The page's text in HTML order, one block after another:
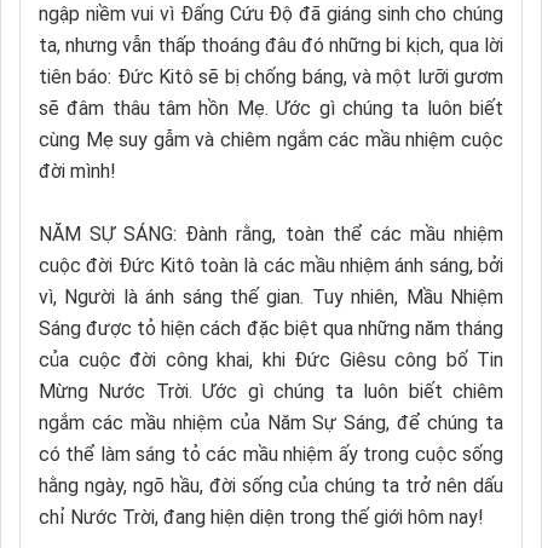
ngập niềm vui vì Đấng Cứu Độ đã giáng sinh cho chúng
ta, nhưng vẫn thấp thoáng đâu đó những bi kịch, qua lời
tiên báo: Đức Kitô sẽ bị chống báng, và một lưỡi gươm
sẽ đâm thâu tâm hồn Mẹ. Ước gì chúng ta luôn biết
cùng Mẹ suy gẫm và chiêm ngắm các mầu nhiệm cuộc
đời mình!
NĂM SỰ SÁNG: Đành rằng, toàn thể các mầu nhiệm
cuộc đời Đức Kitô toàn là các mầu nhiệm ánh sáng, bởi
vì, Người là ánh sáng thế gian. Tuy nhiên, Mầu Nhiệm
Sáng được tỏ hiện cách đặc biệt qua những năm tháng
của cuộc đời công khai, khi Đức Giêsu công bố Tin
Mừng Nước Trời. Ước gì chúng ta luôn biết chiêm
ngắm các mầu nhiệm của Năm Sự Sáng, để chúng ta
có thể làm sáng tỏ các mầu nhiệm ấy trong cuộc sống
hằng ngày, ngõ hầu, đời sống của chúng ta trở nên dấu
chỉ Nước Trời, đang hiện diện trong thế giới hôm nay!